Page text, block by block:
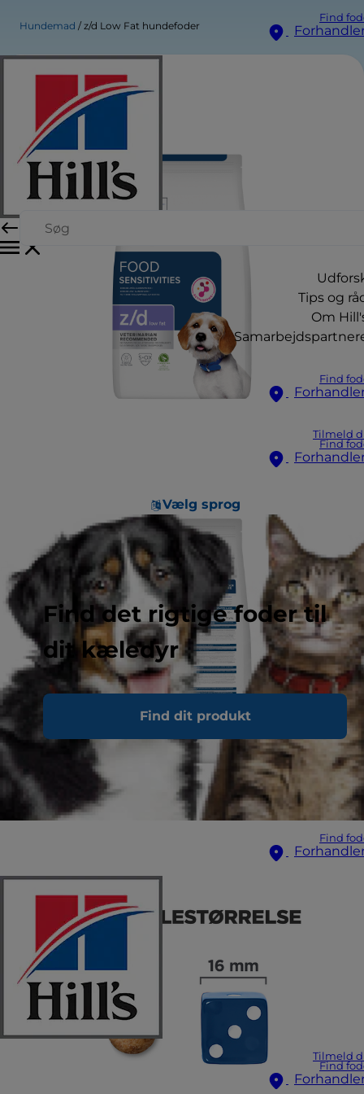
Find
Tips og
Om
Find
Tilmeld
Find
Vælg sprog
Find det rigtige foder til
dit kæledyr
Find dit produkt
Find
Tilmeld
Find
Hundemad z/d Low Fat hundefoder